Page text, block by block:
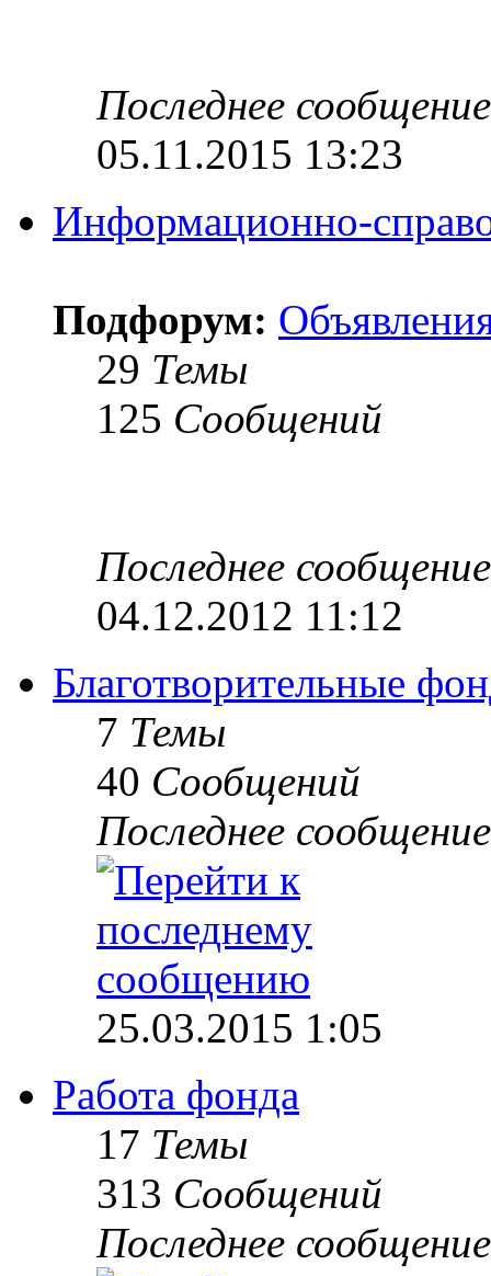
Последнее сообщение
05.11.2015 13:23
Информационно-
Подфорум:
29 Темы
125 Сообщений
Последнее сообщение
04.12.2012 11:12
Благотворительные
7 Темы
40 Сообщений
Последнее сообщение
25.03.2015 1:05
Работа фонда
17 Темы
313 Сообщений
Последнее сообщение